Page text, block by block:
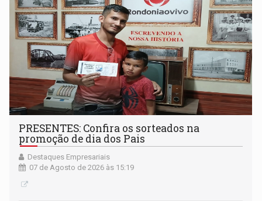
PRESENTES: Confira os sorteados na
promoção de dia dos Pais
Destaques Empresariais
07 de Agosto de 2026 às 15:19